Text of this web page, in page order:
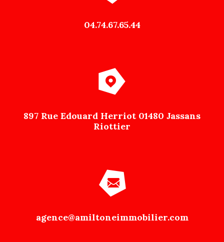
04.74.67.65.44
agence@amiltoneimmobilier.com
897 Rue Edouard Herriot 01480 Jassans
Riottier